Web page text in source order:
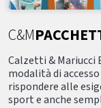
C&M
Calzetti & Mariucci
modalità di
rispondere alle
sport e anche